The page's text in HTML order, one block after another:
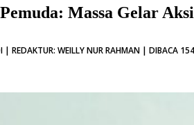
Massa Gelar
| REDAKTUR: WEILLY NUR RAHMAN | DIBACA